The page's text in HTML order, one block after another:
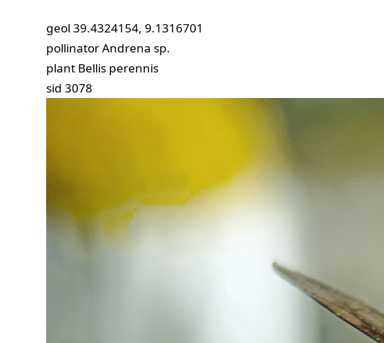
geol 39.4324154, 9.1316701
pollinatorAndrena sp.
plant Bellis perennis
sid 3078